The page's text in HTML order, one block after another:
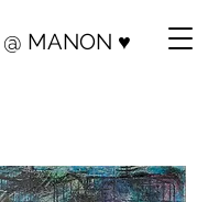
MANON ♥️